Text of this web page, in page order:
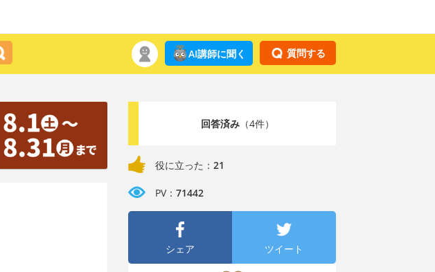
質問する
AI講師に聞く
回答済み（4件）
役に立った： 21
PV： 71442
シェア ツイート